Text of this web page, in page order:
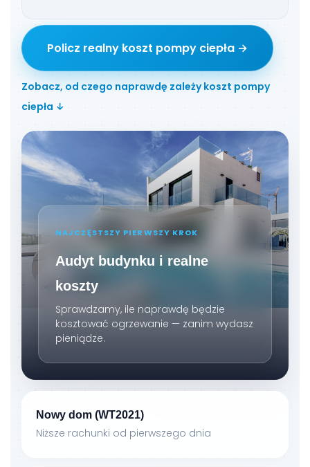
NAJCZĘSTSZY PIERWSZY KROK
Audyt budynku i realne
koszty
Sprawdzamy, ile naprawdę będzie
kosztować ogrzewanie — zanim wydasz
pieniądze.
Nowy dom (WT2021)
Niższe rachunki od pierwszego dnia
Policz realny koszt pompy ciepła →
Zobacz, od czego naprawdę zależy koszt pompy
ciepła ↓